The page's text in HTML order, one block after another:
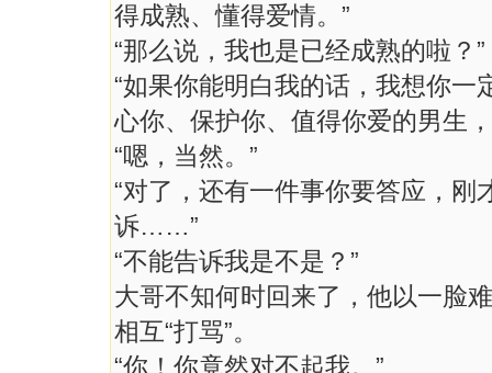
得成熟、懂得爱情。”
“那么说，我也是已经成熟的啦？”
“如果你能明白我的话，我想你
心你、保护你、值得你爱的男生
“嗯，当然。”
“对了，还有一件事你要答应，
诉……”
“不能告诉我是不是？”
大哥不知何时回来了，他以一脸
相互“打骂”。
“你！你竟然对不起我。”